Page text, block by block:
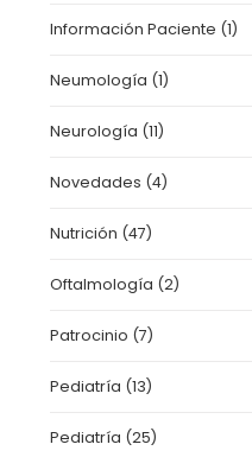
Información Paciente (1)
Neumología (1)
Neurología (11)
Novedades (4)
Nutrición (47)
Oftalmología (2)
Patrocinio (7)
Pediatría (13)
Pediatría (25)